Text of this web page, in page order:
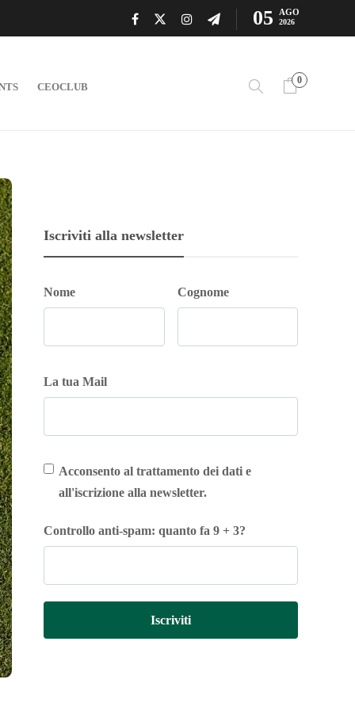
05 AGO
2026
CEOCLUB
0
Iscriviti alla newsletter
Nome Cognome
La tua Mail
Acconsento al trattamento dei dati e
all'iscrizione alla newsletter.
Controllo anti-spam: quanto fa 9 + 3?
Iscriviti